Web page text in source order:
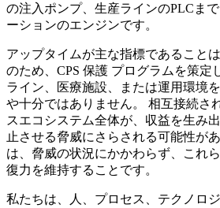
の注入ポンプ、生産ラインのPLCま
ーションのエンジンです。
アップタイムが主な指標であること
のため、CPS 保護 プログラムを策定
ライン、医療施設、または運用環境
や十分ではありません。 相互接続さ
スエコシステム全体が、収益を生み
止させる脅威にさらされる可能性が
は、脅威の状況にかかわらず、これ
復力を維持することです。
私たちは、人、プロセス、テクノロ